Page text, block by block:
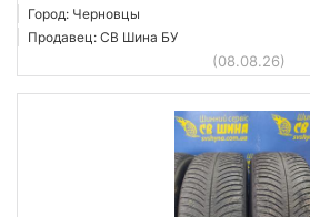
Город: Черновцы
Продавец: СВ Шина БУ
(08.08.26)